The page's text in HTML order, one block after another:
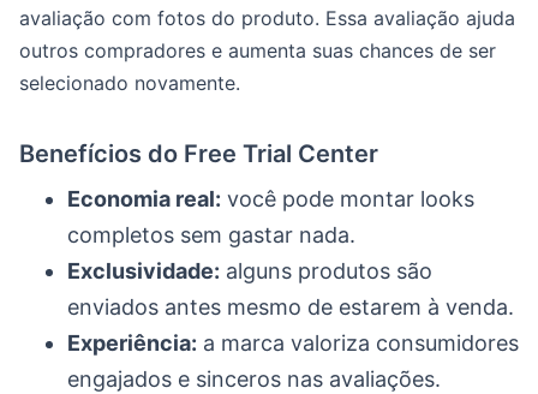
avaliação com fotos do produto. Essa avaliação ajuda
outros compradores e aumenta suas chances de ser
selecionado novamente.
Benefícios do Free Trial Center
Economia real: você pode montar looks
completos sem gastar nada.
Exclusividade: alguns produtos são
enviados antes mesmo de estarem à venda.
Experiência: a marca valoriza consumidores
engajados e sinceros nas avaliações.